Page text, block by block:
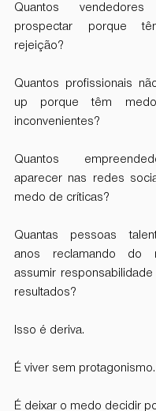
Quantos
prospectar porque
rejeição?
Quantos profissionais
up porque têm
inconvenientes?
Quantos
aparecer nas redes
medo de críticas?
Quantas pessoas
anos reclamando do
assumir
resultados?
Isso é deriva.
É viver sem protagonismo.
É deixar o medo decidir